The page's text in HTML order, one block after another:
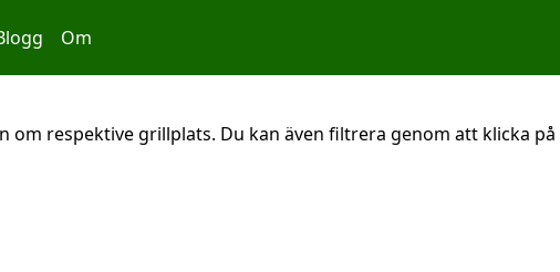
Om
om respektive grillplats. Du kan även filtrera genom att klicka